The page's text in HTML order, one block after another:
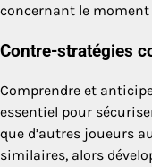
concernant le moment
Contre-stratégies
Comprendre et
essentiel pour
que d’autres joueurs
similaires, alors